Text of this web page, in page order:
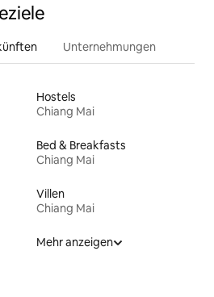
Unternehmungen
Hostels
Chiang Mai
Bed & Breakfasts
Chiang Mai
Villen
Chiang Mai
Mehr anzeigen